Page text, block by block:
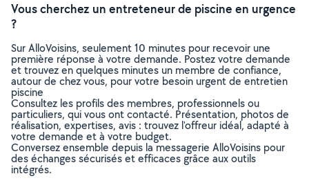
Vous cherchez un entreteneur de piscine en urgence
?
Sur AlloVoisins, seulement 10 minutes pour recevoir une
première réponse à votre demande. Postez votre demande
et trouvez en quelques minutes un membre de confiance,
autour de chez vous, pour votre besoin urgent de entretien
piscine
Consultez les profils des membres, professionnels ou
particuliers, qui vous ont contacté. Présentation, photos de
réalisation, expertises, avis : trouvez l'offreur idéal, adapté à
votre demande et à votre budget.
Conversez ensemble depuis la messagerie AlloVoisins pour
des échanges sécurisés et efficaces grâce aux outils
intégrés.